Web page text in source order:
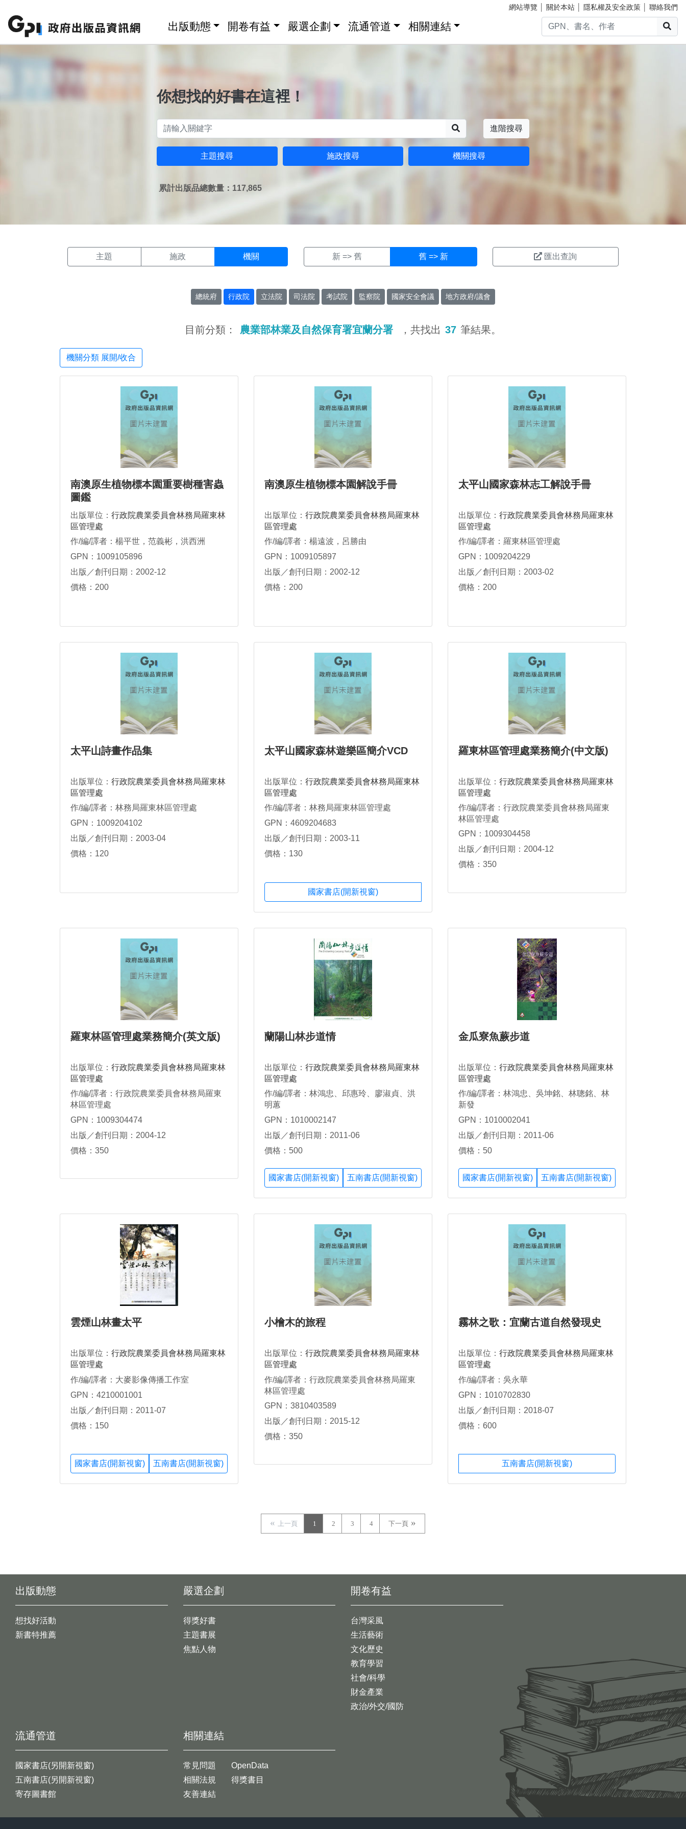
網站導覽 關於本站 隱私權及安全政策 聯絡我們
出版動態 開卷有益 嚴選企劃 流通管道 相關連結
你想找的好書在這裡！
進階搜尋
主題搜尋 施政搜尋 機關搜尋
累計出版品總數量：117,865
主題 施政 機關 新 => 舊 舊 => 新 匯出查詢
總統府 行政院 立法院 司法院 考試院 監察院 國家安全會議 地方政府/議會
目前分類： 農業部林業及自然保育署宜蘭分署 ，共找出 37 筆結果。
機關分類 展開/收合
南澳原生植物標本園重要樹種害蟲
圖鑑
出版單位： 行政院農業委員會林務局羅東林
區管理處
作/編/譯者：楊平世，范義彬，洪西洲
GPN：1009105896
出版／創刊日期：2002-12
價格：200
南澳原生植物標本園解說手冊
出版單位： 行政院農業委員會林務局羅東林
區管理處
作/編/譯者：楊遠波，呂勝由
GPN：1009105897
出版／創刊日期：2002-12
價格：200
太平山國家森林志工解說手冊
出版單位： 行政院農業委員會林務局羅東林
區管理處
作/編/譯者：羅東林區管理處
GPN：1009204229
出版／創刊日期：2003-02
價格：200
太平山詩畫作品集
出版單位： 行政院農業委員會林務局羅東林
區管理處
作/編/譯者：林務局羅東林區管理處
GPN：1009204102
出版／創刊日期：2003-04
價格：120
太平山國家森林遊樂區簡介VCD
出版單位： 行政院農業委員會林務局羅東林
區管理處
作/編/譯者：林務局羅東林區管理處
GPN：4609204683
出版／創刊日期：2003-11
價格：130
國家書店(開新視窗)
羅東林區管理處業務簡介(中文版)
出版單位： 行政院農業委員會林務局羅東林
區管理處
作/編/譯者：行政院農業委員會林務局羅東
林區管理處
GPN：1009304458
出版／創刊日期：2004-12
價格：350
羅東林區管理處業務簡介(英文版)
出版單位： 行政院農業委員會林務局羅東林
區管理處
作/編/譯者：行政院農業委員會林務局羅東
林區管理處
GPN：1009304474
出版／創刊日期：2004-12
價格：350
蘭陽山林步道情
出版單位： 行政院農業委員會林務局羅東林
區管理處
作/編/譯者：林鴻忠、邱惠玲、廖淑貞、洪
明蕙
GPN：1010002147
出版／創刊日期：2011-06
價格：500
國家書店(開新視窗) 五南書店(開新視窗)
金瓜寮魚蕨步道
出版單位： 行政院農業委員會林務局羅東林
區管理處
作/編/譯者：林鴻忠、吳坤銘、林聰銘、林
新發
GPN：1010002041
出版／創刊日期：2011-06
價格：50
國家書店(開新視窗) 五南書店(開新視窗)
雲煙山林畫太平
出版單位： 行政院農業委員會林務局羅東林
區管理處
作/編/譯者：大麥影像傳播工作室
GPN：4210001001
出版／創刊日期：2011-07
價格：150
國家書店(開新視窗) 五南書店(開新視窗)
小檜木的旅程
出版單位： 行政院農業委員會林務局羅東林
區管理處
作/編/譯者：行政院農業委員會林務局羅東
林區管理處
GPN：3810403589
出版／創刊日期：2015-12
價格：350
霧林之歌：宜蘭古道自然發現史
出版單位： 行政院農業委員會林務局羅東林
區管理處
作/編/譯者：吳永華
GPN：1010702830
出版／創刊日期：2018-07
價格：600
五南書店(開新視窗)
上一頁 1 2 3 4 下一頁
出版動態
想找好活動
新書特推薦
開卷有益
台灣采風
生活藝術
文化歷史
教育學習
社會/科學
財金產業
政治/外交/國防
嚴選企劃
得獎好書
主題書展
焦點人物
流通管道
國家書店(另開新視窗)
五南書店(另開新視窗)
寄存圖書館
相關連結
常見問題
相關法規
友善連結
OpenData
得獎書目